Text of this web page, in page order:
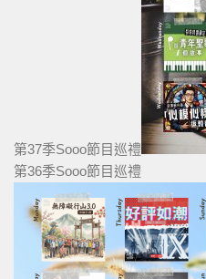
第37季Sooo節目巡禮
第36季Sooo節目巡禮